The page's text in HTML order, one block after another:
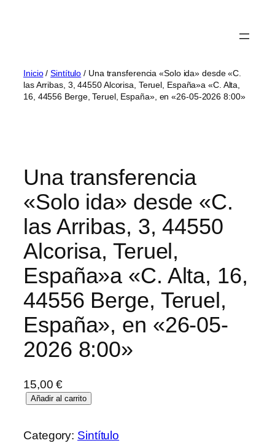
Inicio/Sintítulo / Una transferencia «Solo ida» desde «C.
las Arribas, 3, 44550 Alcorisa, Teruel, España»a «C. Alta,
16, 44556 Berge, Teruel, España», en «26-05-2026 8:00»
Una transferencia
«Solo ida» desde «C.
las Arribas, 3, 44550
Alcorisa, Teruel,
España»a «C. Alta, 16,
44556 Berge, Teruel,
España», en «26-05-
2026 8:00»
15,00€
Añadir al carrito
Category: Sintítulo